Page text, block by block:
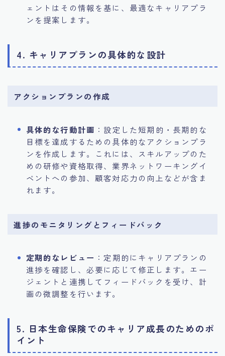
ェントはその情報を基に、最適なキャリアプラ
ンを提案します。
4. キャリアプランの具体的な設計
アクションプランの作成
具体的な行動計画 ：設定した短期的・長期的な
目標を達成するための具体的なアクションプラ
ンを作成します。これには、スキルアップのた
めの研修や資格取得、業界ネットワーキングイ
ベントへの参加、顧客対応力の向上などが含ま
れます。
進捗のモニタリングとフィードバック
定期的なレビュー ：定期的にキャリアプランの
進捗を確認し、必要に応じて修正します。エー
ジェントと連携してフィードバックを受け、計
画の微調整を行います。
5. 日本生命保険でのキャリア成長のためのポ
イント